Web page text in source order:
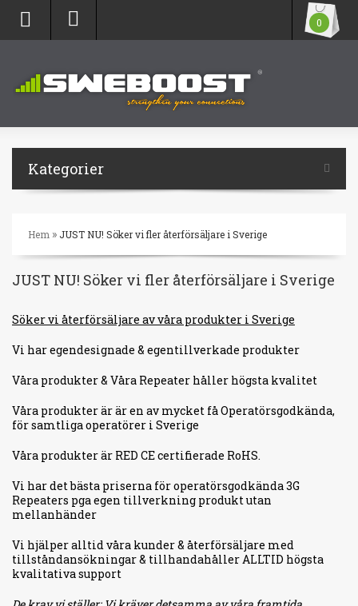
0
Kategorier
Hem » JUST NU! Söker vi fler återförsäljare i Sverige
JUST NU! Söker vi fler återförsäljare i Sverige
Söker vi återförsäljare av våra produkter i Sverige
Vi har egendesignade & egentillverkade produkter
Våra produkter & Våra Repeater håller högsta kvalitet
Våra produkter är är en av mycket få Operatörsgodkända,
för samtliga operatörer i Sverige
Våra produkter är RED CE certifierade RoHS.
Vi har det bästa priserna för operatörsgodkända 3G
Repeaters pga egen tillverkning produkt utan
mellanhänder
Vi hjälper alltid våra kunder & återförsäljare med
tillståndansökningar & tillhandahåller ALLTID högsta
kvalitativa support